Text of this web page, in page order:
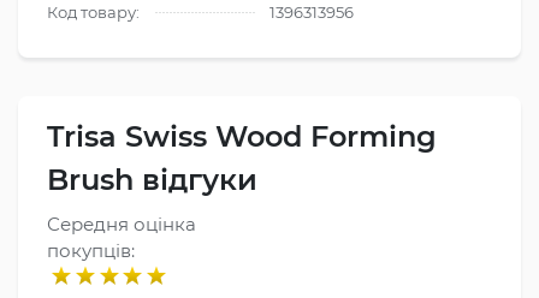
Код товару:
1396313956
Trisa Swiss Wood Forming
Brush відгуки
Середня оцінка
покупців: